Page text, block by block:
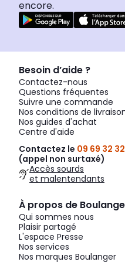
encore.
Besoin d’aide ?
Contactez-nous
Questions fréquentes
Suivre une commande
Nos conditions de
Nos guides d'achat
Centre d'aide
Contactez le 09 69 32
(appel non surtaxé)
Accès sourds
et malentendants
À propos de
Qui sommes nous
Plaisir partagé
L'espace Presse
Nos services
Nos marques Boulanger